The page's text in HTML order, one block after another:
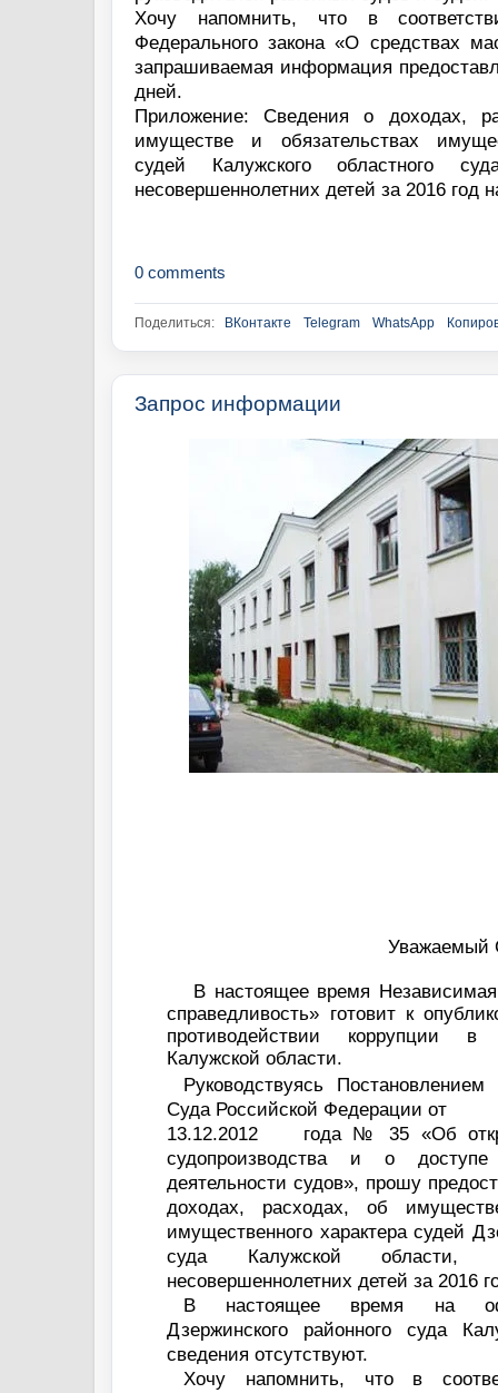
Хочу напомнить, что в
Федерального закона «О средствах
запрашиваемая информация
дней.
Приложение: Сведения о доходах,
имуществе и обязательствах
судей Калужского областного
несовершеннолетних детей за 2016 год
0 comments
Поделиться: ВКонтакте Telegram WhatsApp
Запрос информации
Уважаемый
В настоящее время
справедливость» готовит к
противодействии коррупции в
Калужской области.
Руководствуясь
Суда Российской Федерации от
13.12.2012
года № 35 «Об
судопроизводства и о
деятельности судов», прошу
доходах, расходах, об
имущественного характера судей
суда Калужской
несовершеннолетних детей за 2016
В настоящее время на
Дзержинского районного суда
сведения отсутствуют.
Хочу напомнить, что в